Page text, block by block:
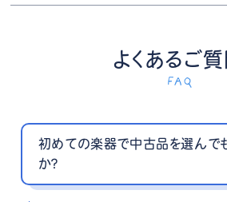
よくあるご質
FAQ
初めての楽器で中古品を選んで
か？